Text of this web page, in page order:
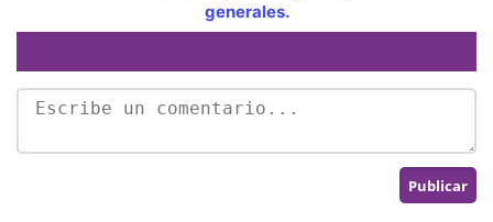
generales.